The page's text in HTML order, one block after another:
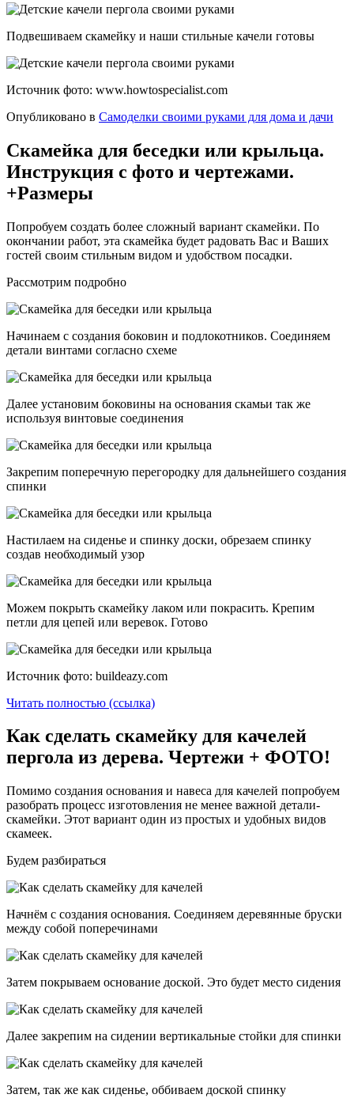
Подвешиваем скамейку и наши стильные качели готовы
Источник фото: www.howtospecialist.com
Опубликовано в Самоделки своими руками для дома и дачи
Скамейка для беседки или крыльца.
Инструкция с фото и чертежами.
+Размеры
Попробуем создать более сложный вариант скамейки. По
окончании работ, эта скамейка будет радовать Вас и Ваших
гостей своим стильным видом и удобством посадки.
Рассмотрим подробно
Начинаем с создания боковин и подлокотников. Соединяем
детали винтами согласно схеме
Далее установим боковины на основания скамьи так же
используя винтовые соединения
Закрепим поперечную перегородку для дальнейшего создания
спинки
Настилаем на сиденье и спинку доски, обрезаем спинку
создав необходимый узор
Можем покрыть скамейку лаком или покрасить. Крепим
петли для цепей или веревок. Готово
Источник фото: buildeazy.com
Читать полностью (ссылка)
Как сделать скамейку для качелей
пергола из дерева. Чертежи + ФОТО!
Помимо создания основания и навеса для качелей попробуем
разобрать процесс изготовления не менее важной детали-
скамейки. Этот вариант один из простых и удобных видов
скамеек.
Будем разбираться
Начнём с создания основания. Соединяем деревянные бруски
между собой поперечинами
Затем покрываем основание доской. Это будет место сидения
Далее закрепим на сидении вертикальные стойки для спинки
Затем, так же как сиденье, оббиваем доской спинку